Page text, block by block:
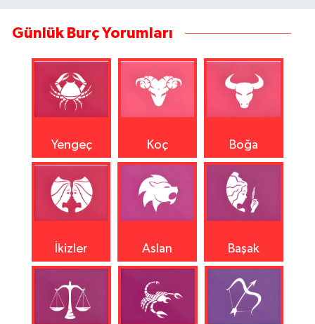
Günlük Burç Yorumları
Yengeç Koç Boğa
İkizler Aslan Başak